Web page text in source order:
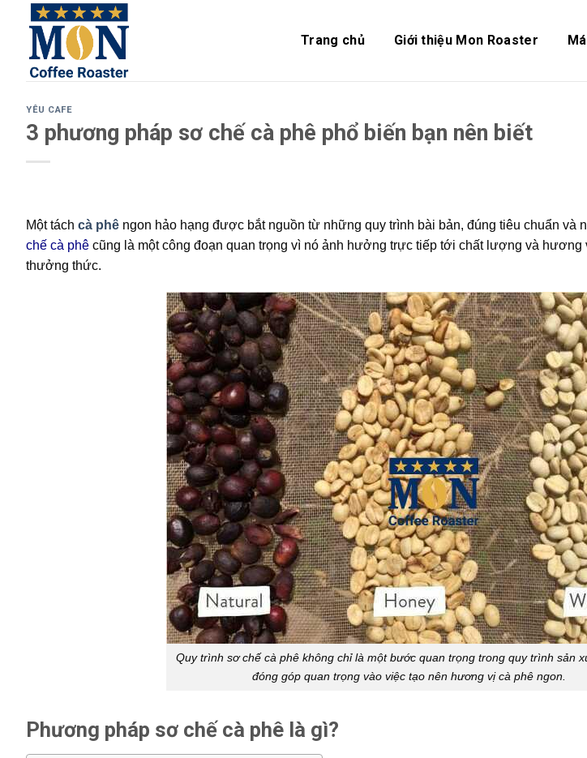
content
Trang chủ Giới thiệu Mon Roaster
YÊU CAFE
3 phương pháp sơ chế cà phê phổ biến bạn nên biết
Một tách cà phê ngon hảo hạng được bắt nguồn từ những quy trình bài bản, đúng tiêu chuẩn và
chế cà phê cũng là một công đoạn quan trọng vì nó ảnh hưởng trực tiếp tới chất lượng và
thưởng thức.
Quy trình sơ chế cà phê không chỉ là một bước quan trọng trong quy trình sản
đóng góp quan trọng vào việc tạo nên hương vị cà phê ngon.
Phương pháp sơ chế cà phê là gì?